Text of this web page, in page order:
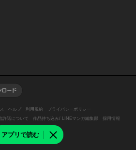
アプリで読む
ヘルプ 利用規約
プライバシーポリシー
許諾について 作品持ち込み/ LINEマンガ編集部
採用情報